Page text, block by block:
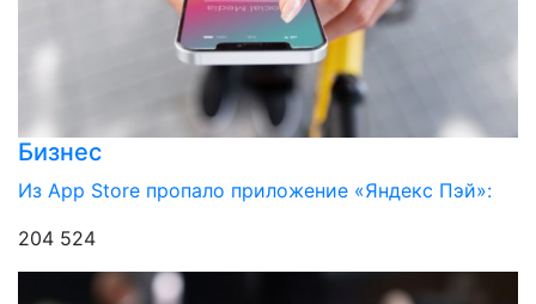
Бизнес
Из App Store пропало приложение «Яндекс Пэй»:
204 524